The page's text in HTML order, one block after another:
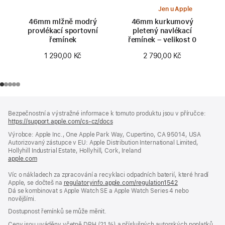
46mm mlžně modrý
provlékací sportovní
řemínek
1 290,00 Kč
Jen u Apple
46mm kurkumový
pletený navlékací
řemínek – velikost 0
2 790,00 Kč
Bezpečnostní a výstražné informace k tomuto produktu jsou v příručce:
https://support.apple.com/cs-cz/docs(otevře
v novém
okně)
Výrobce: Apple Inc., One Apple Park Way, Cupertino, CA 95014, USA
Autorizovaný zástupce v EU: Apple Distribution International Limited,
Hollyhill Industrial Estate, Hollyhill, Cork, Ireland
apple.com(otevře
v novém
okně)
Víc o nákladech za zpracování a recyklaci odpadních baterií, které hradí
Apple, se dočteš na regulatoryinfo.apple.com/regulation1542(otevře
se
Dá se kombinovat s Apple Watch SE a Apple Watch Series 4 nebo
novějšími.
Dostupnost řemínků se může měnit.